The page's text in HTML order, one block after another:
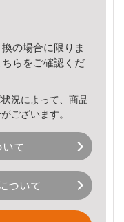
の場合に限りま
ちら をご確認くだ
況によって、商品
ございます。
て
ついて